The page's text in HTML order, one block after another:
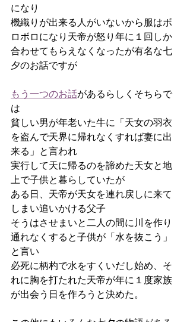
になり
機織りが出来る人がいないから服はボ
ロボロになり天帝が怒り年に１回しか
合わせてもらえなくなったが有名な七
夕のお話ですが
もう一つのお話があるらしくそちらで
は
貧しい男が年老いた牛に「天女の羽衣
を盗んで天界に帰れなくすれば妻に出
来る」と言われ
実行して天に帰るのを諦めた天女と地
上で子供と暮らしていたが
ある日、天帝が天女を連れ戻しに来て
しまい追いかける父子
そうはさせまいと二人の間に川を作り
通れなくすると子供が「水を抜こう」
と言い
必死に柄杓で水をすくいだし始め、そ
れに胸を打たれた天帝が年に１度家族
が出会う日を作ろうと決めた。